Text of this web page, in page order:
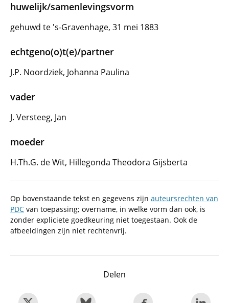
huwelijk/samenlevingsvorm
gehuwd te 's-Gravenhage, 31 mei 1883
echtgeno(o)t(e)/partner
J.P. Noordziek, Johanna Paulina
vader
J. Versteeg, Jan
moeder
H.Th.G. de Wit, Hillegonda Theodora Gijsberta
Op bovenstaande tekst en gegevens zijn auteursrechten van
PDC van toepassing; overname, in welke vorm dan ook, is
zonder expliciete goedkeuring niet toegestaan. Ook de
afbeeldingen zijn niet rechtenvrij.
Delen